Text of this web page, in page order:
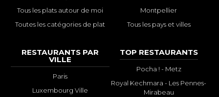
Tous les plats autour de moi
Toutes les catégories de plat
Montpellier
Tous les pays et villes
RESTAURANTS PAR
VILLE
Paris
Luxembourg Ville
TOP RESTAURANTS
Pocha ! - Metz
Royal Kechmara - Les Pennes-
Mirabeau